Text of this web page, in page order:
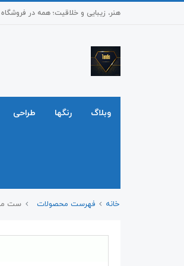
هنر، زیبایی و خلاقیت؛ همه در
وبلاگ رنگها طراحی
خانه فهرست محصولات ست